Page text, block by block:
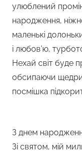
улюблений
народження,
маленькі
і любов’ю,
Нехай світ буде
обсипаючи
посмішка
З днем
Зі святом, мій